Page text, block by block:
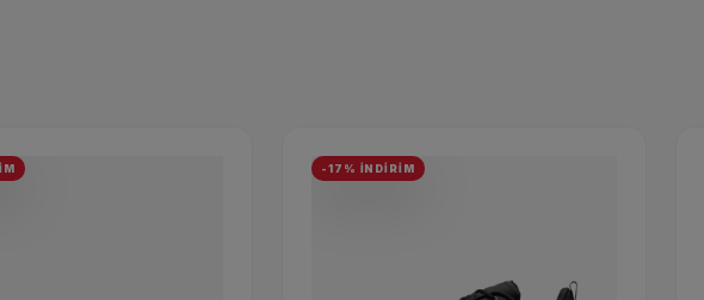
-17% İNDİRİM